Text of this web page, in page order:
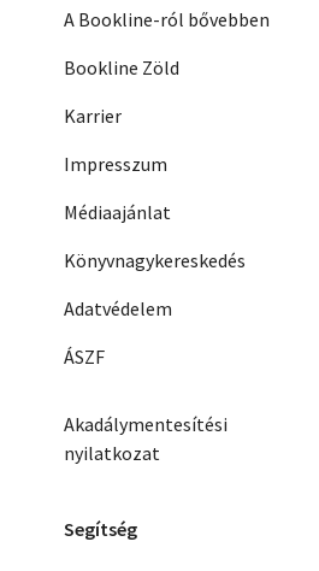
A Bookline-ról bővebben
Bookline Zöld
Karrier
Impresszum
Médiaajánlat
Könyvnagykereskedés
Adatvédelem
ÁSZF
Akadálymentesítési
nyilatkozat
Segítség